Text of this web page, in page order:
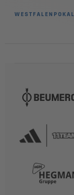
WESTFALENPOKAL